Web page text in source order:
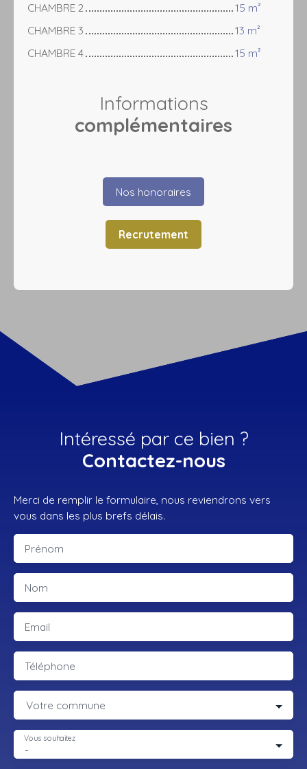
CHAMBRE 2
15 m²
CHAMBRE 3
13 m²
CHAMBRE 4
15 m²
Informations
complémentaires
Nos honoraires
Recrutement
Intéressé par ce bien ?
Contactez-nous
Merci de remplir le formulaire, nous reviendrons vers
vous dans les plus brefs délais.
Prénom
Nom
Email
Téléphone
Votre commune
-
Vous souhaitez